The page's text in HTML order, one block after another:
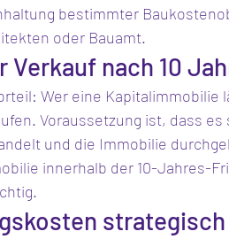
bestimmter
oder Bauamt.
nach 10
Wer eine Kapitalimmobilie
Voraussetzung ist, dass
und die Immobilie
innerhalb der 10-Jahres-